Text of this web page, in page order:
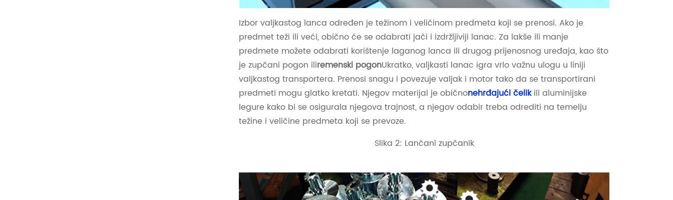
Izbor valjkastog lanca određen je težinom i veličinom predmeta koji se prenosi. Ako je
predmet teži ili veći, obično će se odabrati jači i izdržljiviji lanac. Za lakše ili manje
predmete možete odabrati korištenje laganog lanca ili drugog prijenosnog uređaja, kao što
je zupčani pogon iliremenski pogonUkratko, valjkasti lanac igra vrlo važnu ulogu u liniji
valjkastog transportera. Prenosi snagu i povezuje valjak i motor tako da se transportirani
predmeti mogu glatko kretati. Njegov materijal je običnonehrđajući čelik ili aluminijske
legure kako bi se osigurala njegova trajnost, a njegov odabir treba odrediti na temelju
težine i veličine predmeta koji se prevoze.
Slika 2: Lančani zupčanik